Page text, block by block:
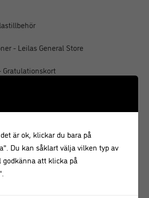
är ok, klickar du bara på
Du kan såklart välja vilken typ av
godkänna att klicka på